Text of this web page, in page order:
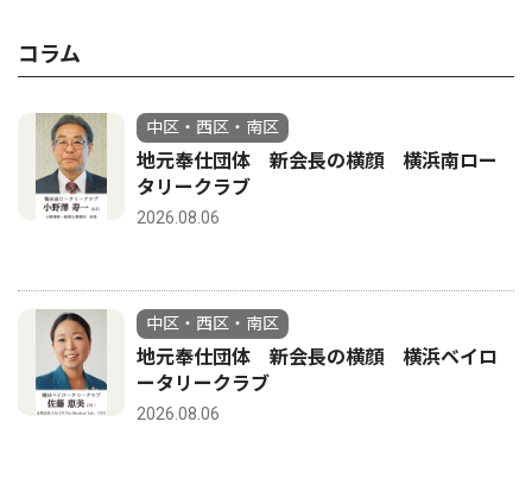
コラム
中区・西区・南区
地元奉仕団体 新会長の横顔 横浜南ロー
タリークラブ
2026.08.06
中区・西区・南区
地元奉仕団体 新会長の横顔 横浜ベイロ
ータリークラブ
2026.08.06